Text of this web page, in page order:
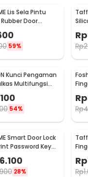
Lis Sela Pintu
Door
Type H 1M
59%
Rp
Rp
Kunci Pengaman
Multifungsi
Safety Lock - F3Q
54%
Rp
Rp
Smart Door Lock
Password Key
- K13-1-J
28%
A1
Rp
Rp